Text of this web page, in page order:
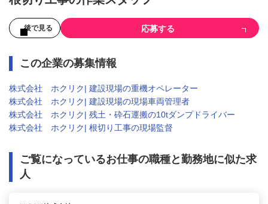
後で見る 応募する
この企業の募集情報
株式会社 ホクリク| 建設現場の重機オペレーター
株式会社 ホクリク| 建設現場の現場車両管理者
株式会社 ホクリク| 残土・砕石運搬の10tダンプドライバー
株式会社 ホクリク| 根切り工事の現場監督
ご覧になっているお仕事の職種と勤務地に似た求
人